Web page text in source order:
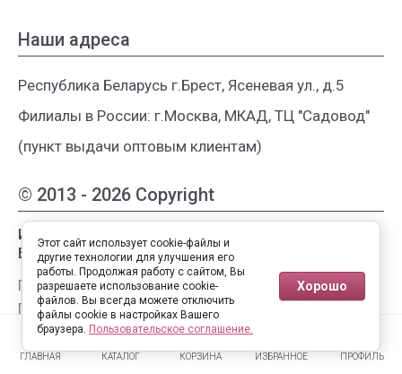
© 2013 - 2026 Copyright
Интернет-магазин женской одежды из
Белоруссии
Публичная оферта
Пользовательское соглашение
Политика конфиденциальности
Наши адреса
Республика Беларусь г.Брест, Ясеневая ул., д.5
Филиалы в России: г.Москва, МКАД, ТЦ "Садовод"
(пункт выдачи оптовым клиентам)
Этот сайт использует cookie-файлы и
другие технологии для улучшения его
работы. Продолжая работу с сайтом, Вы
разрешаете использование cookie-
файлов. Вы всегда можете отключить
файлы cookie в настройках Вашего
браузера. Пользовательское соглашение.
Хорошо
ГЛАВНАЯ КАТАЛОГ
0
КОРЗИНА ИЗБРАННОЕ ПРОФИЛЬ